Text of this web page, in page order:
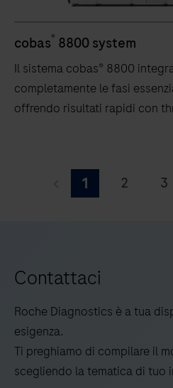
cobas® 8800 system
Il sistema cobas® 8800
completamente le fasi
offrendo risultati rapidi con
automatizza
completamente
le
fasi
essenziali
dei
1 2 3
Contattaci
Roche Diagnostics è a tua
esigenza.
Ti preghiamo di compilare il
scegliendo la tematica di tuo